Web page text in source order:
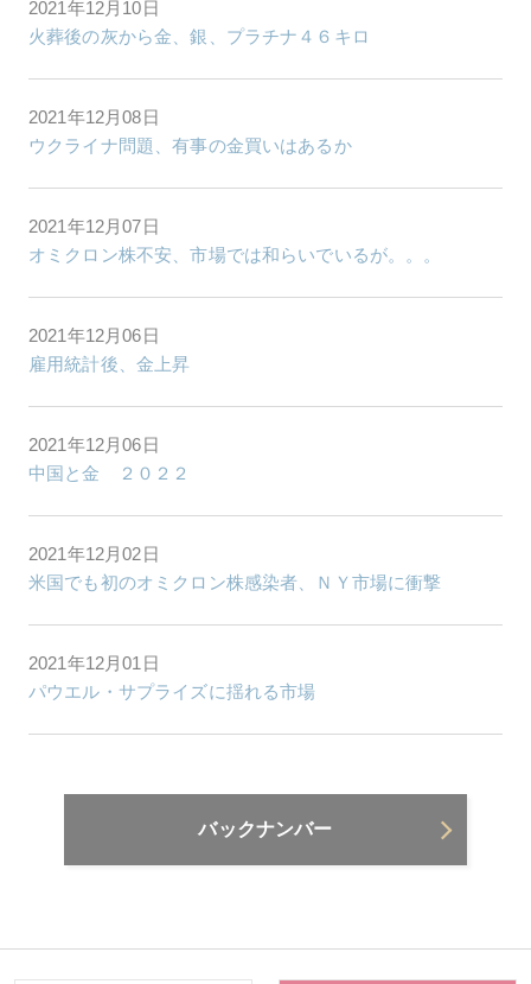
2021年12月10日
火葬後の灰から金、銀、プラチナ４６キロ
2021年12月08日
ウクライナ問題、有事の金買いはあるか
2021年12月07日
オミクロン株不安、市場では和らいでいるが。。。
2021年12月06日
雇用統計後、金上昇
2021年12月06日
中国と金 ２０２２
2021年12月02日
米国でも初のオミクロン株感染者、ＮＹ市場に衝撃
2021年12月01日
パウエル・サプライズに揺れる市場
バックナンバー